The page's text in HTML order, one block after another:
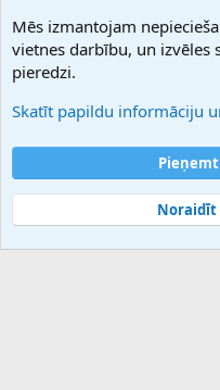
Hostmaria
Atbalsts
Palīdzība
Noteikumi un nosacījumi
Privātuma politika
Community platform by XenForo®
Mēs izmantojam
vietnes darbību, un izvēles
pieredzi.
Skatīt papildu informāciju
Noraidīt